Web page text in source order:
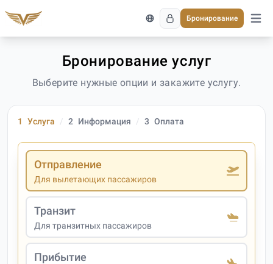
Бронирование
Бронирование услуг
Выберите нужные опции и закажите услугу.
1 Услуга 2 Информация 3 Оплата
Отправление
Для вылетающих пассажиров
Транзит
Для транзитных пассажиров
Прибытие